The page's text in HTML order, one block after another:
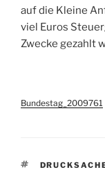
auf die Kleine
viel Euros
Zwecke gezahlt
Bundestag_2009761